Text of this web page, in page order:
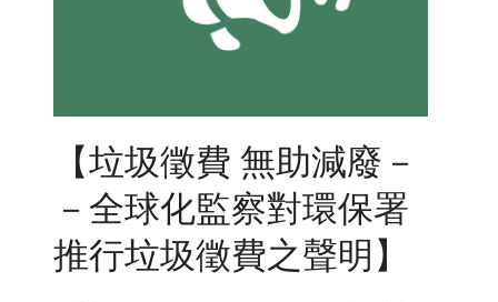
【垃圾徵費 無助減廢－
－全球化監察對環保署
推行垃圾徵費之聲明】